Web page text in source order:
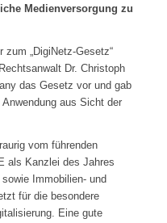
Medienversorgung zu
zum „DigiNetz-Gesetz“
Dr. Christoph
das Gesetz vor und gab
aus Sicht der
vom führenden
als Kanzlei des Jahres
Immobilien- und
für die besondere
Eine gute